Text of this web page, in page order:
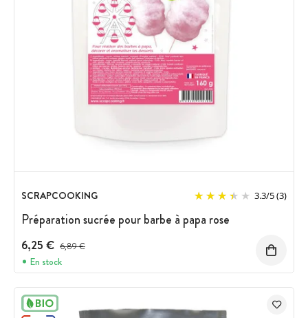
SCRAPCOOKING 3.3/5(3)
Préparation sucrée pour barbe à papa rose
6,25 € Prix avant réduction :
6,89 €
En stock